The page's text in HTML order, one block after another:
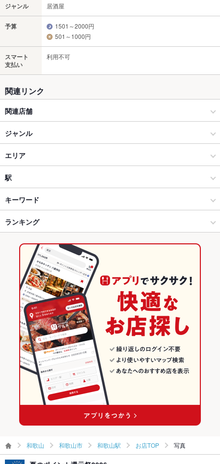
ジャンル 居酒屋
予算
1501～2000円
501～1000円
スマート
支払い
利用不可
関連リンク
関連店舗
紀州和華牛研究所
ジャンル
居酒屋
洋・和洋・各国料理・その他
和風
和歌山市 × 居酒屋
和歌山市 × 洋・和洋・各国料理・その他
和歌山市 × 和風
和歌山駅 × 居酒屋
和歌山駅 × 洋・和洋・各国料理・その他
和歌山駅 × 和風
エリア
和歌山駅
和歌山駅 × 居酒屋
和歌山駅 × 洋・和洋・各国料理・その他
和歌山駅 × 和風
和歌山 × 居酒屋
和歌山 × 洋・和洋・各国料理・その他
和歌山 × 和風
駅
田中口駅
日前宮駅
和歌山駅
キーワード
手羽先 からあげ
マルゲリータ 餃子 チャーハン
ハンバーガー たこ焼き
ランキング
和歌山のグルメランキング
和歌山の居酒屋ランキング
和歌山市のグルメランキング
和歌山市の居酒屋ランキング
和歌山駅のグルメランキング
和歌山駅の居酒屋ランキング
和歌山 和歌山市 和歌山駅 お店TOP 写真